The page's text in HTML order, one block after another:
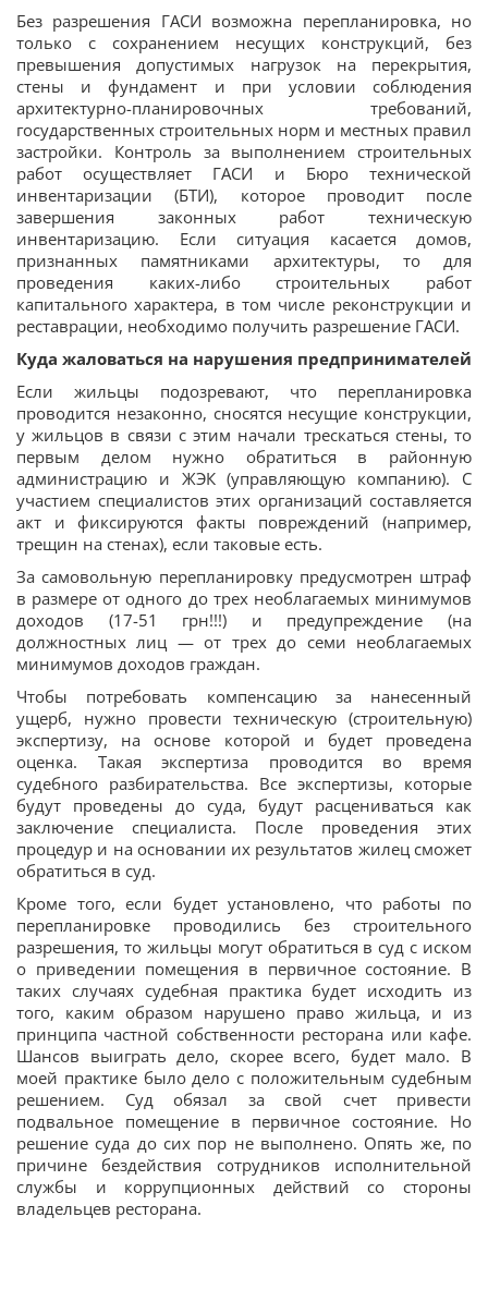
Без разрешения ГАСИ возможна перепланировка, но
только с сохранением несущих конструкций, без
превышения допустимых нагрузок на перекрытия,
стены и фундамент и при условии соблюдения
архитектурно-планировочных требований,
государственных строительных норм и местных правил
застройки. Контроль за выполнением строительных
работ осуществляет ГАСИ и Бюро технической
инвентаризации (БТИ), которое проводит после
завершения законных работ техническую
инвентаризацию. Если ситуация касается домов,
признанных памятниками архитектуры, то для
проведения каких-либо строительных работ
капитального характера, в том числе реконструкции и
реставрации, необходимо получить разрешение ГАСИ.
Куда жаловаться на нарушения предпринимателей
Если жильцы подозревают, что перепланировка
проводится незаконно, сносятся несущие конструкции,
у жильцов в связи с этим начали трескаться стены, то
первым делом нужно обратиться в районную
администрацию и ЖЭК (управляющую компанию). С
участием специалистов этих организаций составляется
акт и фиксируются факты повреждений (например,
трещин на стенах), если таковые есть.
За самовольную перепланировку предусмотрен штраф
в размере от одного до трех необлагаемых минимумов
доходов (17-51 грн!!!) и предупреждение (на
должностных лиц — от трех до семи необлагаемых
минимумов доходов граждан.
Чтобы потребовать компенсацию за нанесенный
ущерб, нужно провести техническую (строительную)
экспертизу, на основе которой и будет проведена
оценка. Такая экспертиза проводится во время
судебного разбирательства. Все экспертизы, которые
будут проведены до суда, будут расцениваться как
заключение специалиста. После проведения этих
процедур и на основании их результатов жилец сможет
обратиться в суд.
Кроме того, если будет установлено, что работы по
перепланировке проводились без строительного
разрешения, то жильцы могут обратиться в суд с иском
о приведении помещения в первичное состояние. В
таких случаях судебная практика будет исходить из
того, каким образом нарушено право жильца, и из
принципа частной собственности ресторана или кафе.
Шансов выиграть дело, скорее всего, будет мало. В
моей практике было дело с положительным судебным
решением. Суд обязал за свой счет привести
подвальное помещение в первичное состояние. Но
решение суда до сих пор не выполнено. Опять же, по
причине бездействия сотрудников исполнительной
службы и коррупционных действий со стороны
владельцев ресторана.